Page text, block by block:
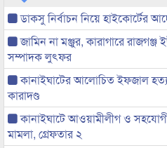
ডাকসু নির্বাচন নিয়ে হাইকোর্টের
জামিন না মঞ্জুর, কারাগারে
সম্পাদক লুৎফর
কানাইঘাটের আলোচিত ইফজাল
কারাদণ্ড
কানাইঘাটে আওয়ামীলীগ ও
মামলা, গ্রেফতার ২